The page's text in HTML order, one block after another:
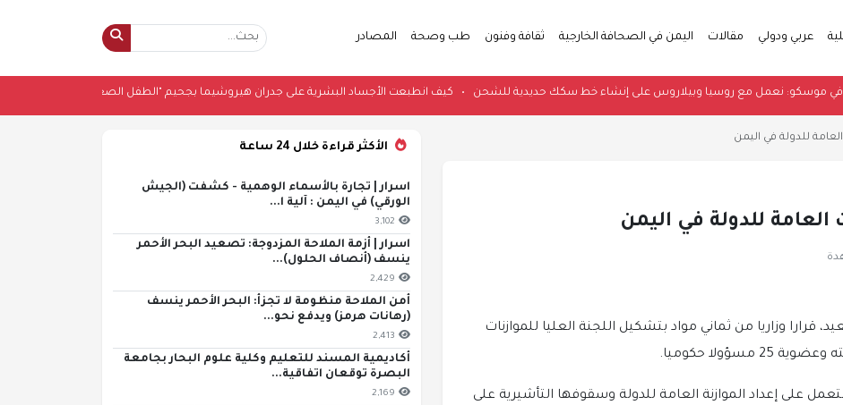
عربي ودولي مقالات اليمن في الصحافة الخارجية ثقافة وفنون طب وصحة المصادر
في موسكو: نعمل مع روسيا وبيلاروس على إنشاء خط سكك حديدية للشحن•كيف انطبعت الأجساد البشرية على جدران هيروشيما بجحيم "الطفل الصغير"؟
للدولة في اليمن
العامة للدولة في اليمن
وزاريا من ثماني مواد بتشكيل اللجنة العليا للموازنات
على إعداد الموازنة العامة للدولة وسقوفها التأشيرية على
الأكثر قراءة خلال 24 ساعة
اسرار | تجارة بالأسماء الوهمية - كشفت (الجيش
الورقي) في اليمن : آلية ا...
3,102
اسرار | أزمة الملاحة المزدوجة: تصعيد البحر الأحمر
ينسف (أنصاف الحلول)...
2,429
أمن الملاحة منظومة لا تجزأ: البحر الأحمر ينسف
(رهانات هرمز) ويدفع نحو...
2,413
أكاديمية المسند للتعليم وكلية علوم البحار بجامعة
البصرة توقعان اتفاقية...
2,169